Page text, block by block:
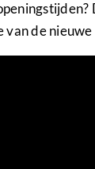
van de